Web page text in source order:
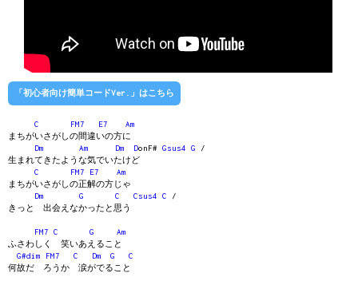
「初心者向け簡単コードVer.」はこちら
C FM7 E7
Am
まちがいさがしの間違いの方に
Dm
Am Dm DonF# Gsus4 G /
生まれてきたような気でいたけど
C
FM7 E7
Am
まちがいさがしの正解の方じゃ
Dm
G C Csus4 C /
きっと 出会えなかったと思う
FM7 C G
Am
ふさわしく 笑いあえること
G#dim
FM7 C Dm G
C
何故だ ろうか 涙がでること